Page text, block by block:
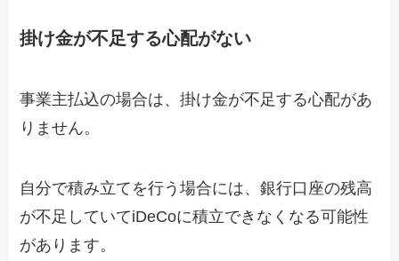
掛け金が不足する心配がない
事業主払込の場合は、掛け金が不足する心配があ
りません。
自分で積み立てを行う場合には、銀行口座の残高
が不足していてiDeCoに積立できなくなる可能性
があります。